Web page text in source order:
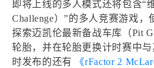
即将上线的多人模式还将包含“
Challenge）”的多人竞赛游戏，
探索迈凯伦最新备战车库（Pit
轮胎，并在轮胎更换计时赛中
时发布的还有
《rFactor 2